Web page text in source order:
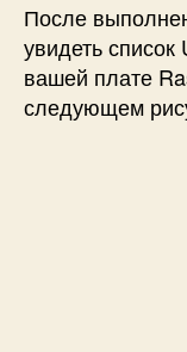
После
увидеть
вашей плате
следующем